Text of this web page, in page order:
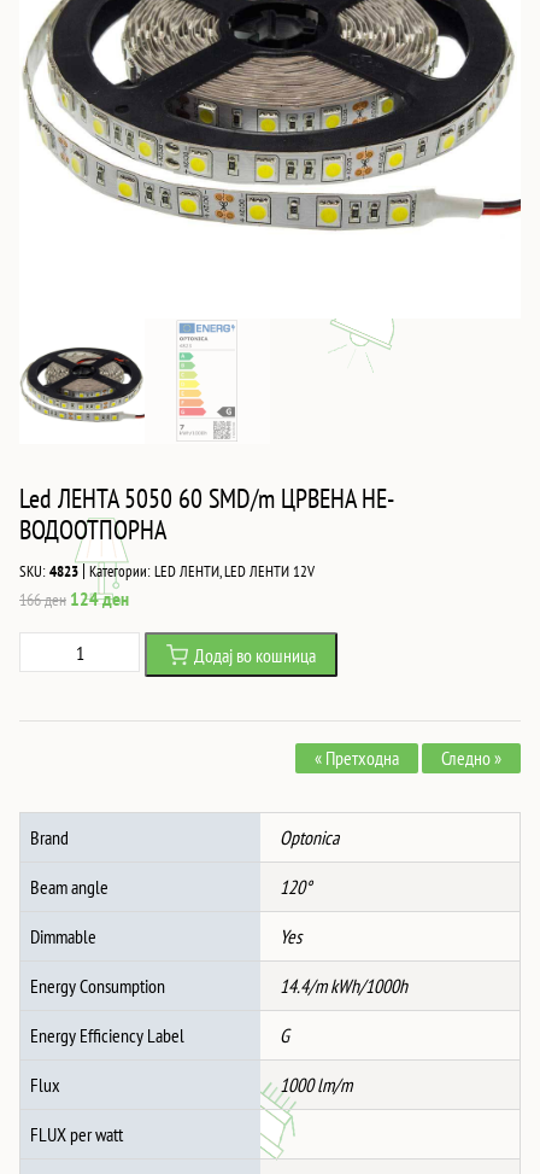
Led ЛЕНТА 5050 60 SMD/m ЦРВЕНА НЕ-
ВОДООТПОРНА
SKU:4823|Категории:LED ЛЕНТИ,LED ЛЕНТИ 12V
166ден Original
was:
124денCurrent
price
124 ден.
ЛЕНТА
НЕ-
ВОДООТПОРНА
количина
Додај во кошница
« Претходна Следно »
Brand Optonica
Beam angle 120°
Dimmable Yes
Energy Consumption 14.4/m kWh/1000h
Energy Efficiency Label G
Flux 1000 lm/m
FLUX per watt